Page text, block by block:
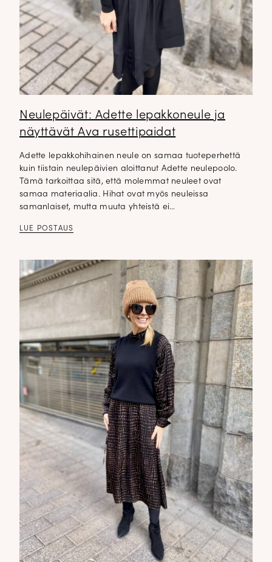
Neulepäivät: Adette lepakkoneule ja
näyttävät Ava rusettipaidat
Adette lepakkohihainen neule on samaa tuoteperhettä
kuin tiistain neulepäivien aloittanut Adette neulepoolo.
Tämä tarkoittaa sitä, että molemmat neuleet ovat
samaa materiaalia. Hihat ovat myös neuleissa
samanlaiset, mutta muuta yhteistä ei…
LUE POSTAUS